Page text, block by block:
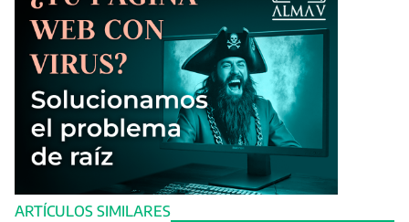
ARTÍCULOS SIMILARES